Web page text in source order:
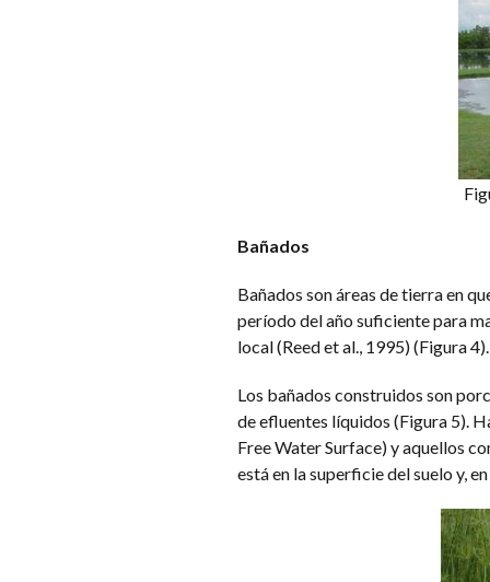
Bañados
Bañados son áreas de tierra en
período del año suficiente para
local (Reed et al., 1995) (Figura 4).
Los bañados construidos son
de efluentes líquidos (Figura 5).
Free Water Surface) y aquellos
está en la superficie del suelo y,